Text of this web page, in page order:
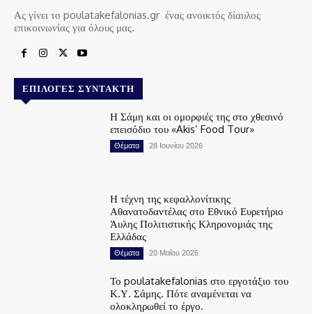
Ας γίνει το poulatakefalonias.gr ένας ανοικτός δίαυλος
επικοινωνίας για όλους μας.
ΕΠΙΛΟΓΈΣ ΣΥΝΤΆΚΤΗ
Η Σάμη και οι ομορφιές της στο χθεσινό
επεισόδιο του «Akis’ Food Tour»
Θέματα 28 Ιουνίου 2026
Η τέχνη της κεφαλλονίτικης
Αθανατοδαντέλας στο Εθνικό Ευρετήριο
Άυλης Πολιτιστικής Κληρονομιάς της
Ελλάδας
Θέματα 20 Μαΐου 2026
Το poulatakefalonias στο εργοτάξιο του
Κ.Υ. Σάμης. Πότε αναμένεται να
ολοκληρωθεί το έργο.